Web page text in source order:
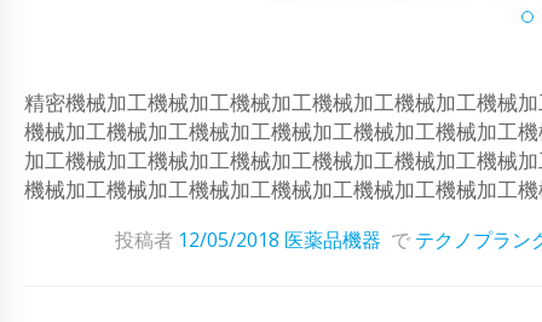
精密機械加工機械加工機械加工機械加工機械加工機械
機械加工機械加工機械加工機械加工機械加工機械加工
加工機械加工機械加工機械加工機械加工機械加工機械
機械加工機械加工機械加工機械加工機械加工機械加工
投稿者 12/05/2018 医薬品機器 で テクノプラン